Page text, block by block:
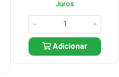
Juros
Adicionar